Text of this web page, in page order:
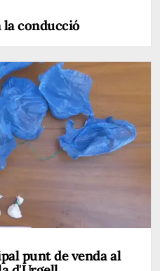
conducció
punt de venda al